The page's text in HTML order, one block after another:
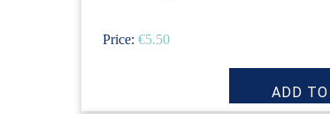
Price: €5.50